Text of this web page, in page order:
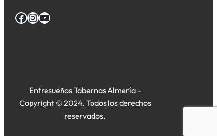
Facebook InstagramYouTube
Entresueños Tabernas Almería –
Copyright © 2024. Todos los derechos
reservados.